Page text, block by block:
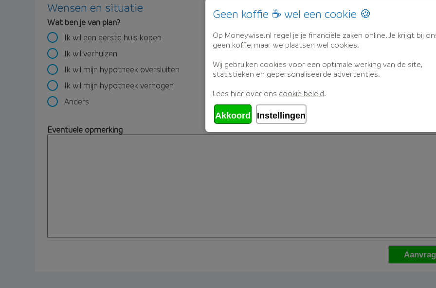
Wensen en situatie
Wat ben je van plan?
Ik wil een eerste huis kopen
Ik wil verhuizen
Ik wil mijn hypotheek oversluiten
Ik wil mijn hypotheek verhogen
Anders
Eventuele opmerking
Geen koffie ☕ wel een cookie 🍪
Op Moneywise.nl regel je je financiële zaken online. Je krijgt bij
geen koffie, maar we plaatsen wel cookies.
Wij gebruiken cookies voor een optimale werking van de site,
statistieken en gepersonaliseerde advertenties.
Lees hier over ons cookie beleid.
Akkoord Instellingen